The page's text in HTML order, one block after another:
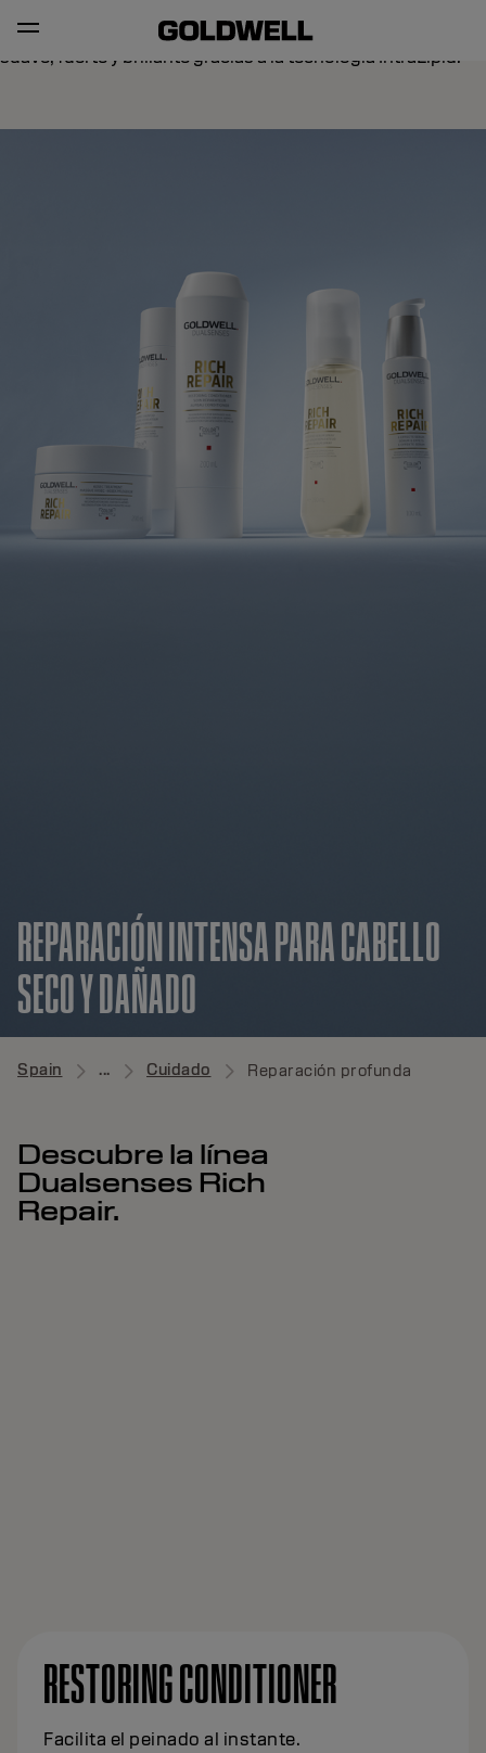
dañado. Reconstruye desde el interior para un cabello más
suave, fuerte y brillante gracias a la tecnología IntraLipid.
REPARACIÓN INTENSA PARA CABELLO
SECO Y DAÑADO
Spain ... Cuidado Reparación profunda
Descubre la línea
Dualsenses Rich
Repair.
RESTORING CONDITIONER
Facilita el peinado al instante.